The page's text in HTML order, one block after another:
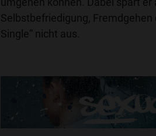
Selbstbefriedigung, Fremdgehen
Single“ nicht aus.